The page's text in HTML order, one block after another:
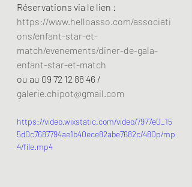
Réservations via le lien :
https://www.helloasso.com/associati
ons/enfant-star-et-
match/evenements/diner-de-gala-
enfant-star-et-match
ou au 09 72 12 88 46 /
galerie.chipot@gmail.com
https://video.wixstatic.com/video/7977e0_15
5d0c7687794ae1b40ece82abe7682c/480p/mp
4/file.mp4